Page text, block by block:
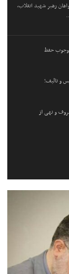
رهبر شهید انقلاب،
وجوب حفظ
و تالیف؛
و نهی از